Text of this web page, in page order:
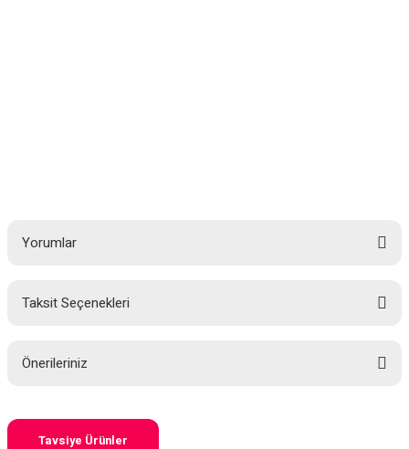
Yorumlar
Taksit Seçenekleri
Önerileriniz
yetersiz gördüğünüz noktaları öneri formunu kullanarak tarafımıza
iletebilirsiniz.
Tavsiye Ürünler